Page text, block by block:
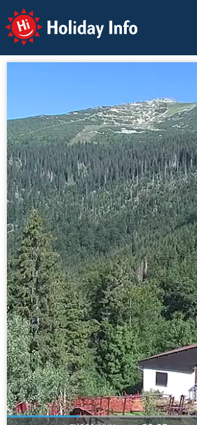
Holiday Info